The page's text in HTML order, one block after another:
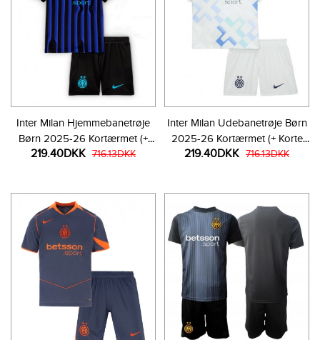
Inter Milan Hjemmebanetrøje
Børn 2025-26 Kortærmet (+
Korte bukser)
219.40DKK 716.13DKK
Inter Milan Udebanetrøje Børn
2025-26 Kortærmet (+ Korte
bukser)
219.40DKK 716.13DKK